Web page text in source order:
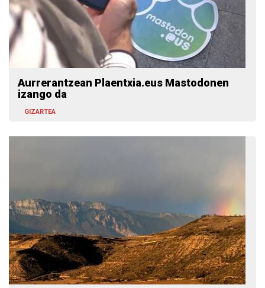
Aurrerantzean Plaentxia.eus Mastodonen
izango da
GIZARTEA